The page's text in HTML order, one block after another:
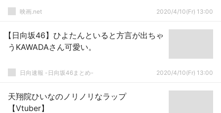
映画.net 2020/4/10(Fr) 13:00
【日向坂46】ひよたんといると方言が出ちゃ
うKAWADAさん可愛い。
日向速報 -日向坂46まとめ- 2020/4/10(Fr) 13:00
天翔院ひいなのノリノリなラップ
【Vtuber】